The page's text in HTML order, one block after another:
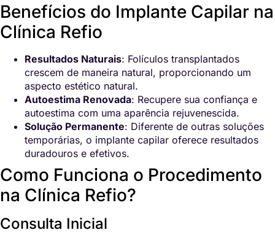
Benefícios do Implante Capilar na
Clínica Refio
Resultados Naturais: Folículos transplantados
crescem de maneira natural, proporcionando um
aspecto estético natural.
Autoestima Renovada: Recupere sua confiança e
autoestima com uma aparência rejuvenescida.
Solução Permanente: Diferente de outras soluções
temporárias, o implante capilar oferece resultados
duradouros e efetivos.
Como Funciona o Procedimento
na Clínica Refio?
Consulta Inicial